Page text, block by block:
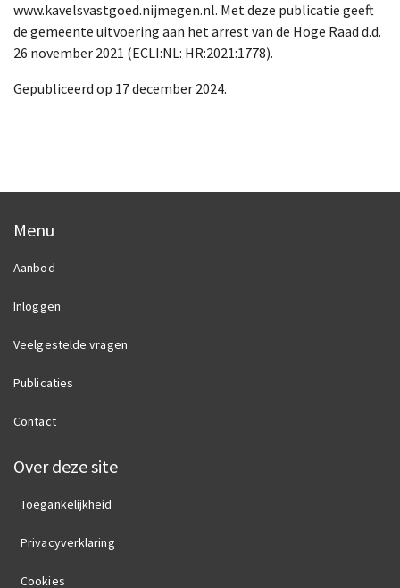
www.kavelsvastgoed.nijmegen.nl. Met deze publicatie geeft
de gemeente uitvoering aan het arrest van de Hoge Raad d.d.
26 november 2021 (ECLI:NL: HR:2021:1778).
Gepubliceerd op 17 december 2024.
Menu
Aanbod
Inloggen
Veelgestelde vragen
Publicaties
Contact
Over deze site
Toegankelijkheid
Privacyverklaring
Cookies